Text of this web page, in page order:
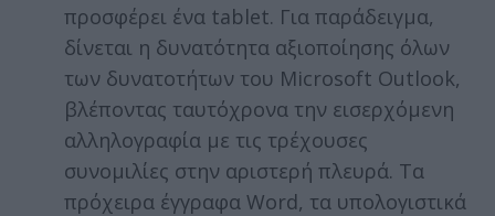
προσφέρει ένα tablet. Για παράδειγμα,
δίνεται η δυνατότητα αξιοποίησης όλων
των δυνατοτήτων του Microsoft Outlook,
βλέποντας ταυτόχρονα την εισερχόμενη
αλληλογραφία με τις τρέχουσες
συνομιλίες στην αριστερή πλευρά. Τα
πρόχειρα έγγραφα Word, τα υπολογιστικά